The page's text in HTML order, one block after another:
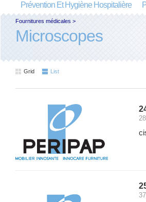
Prévention Et Hygiène Hospitalière
Fournitures médicales >
Microscopes
Grid List